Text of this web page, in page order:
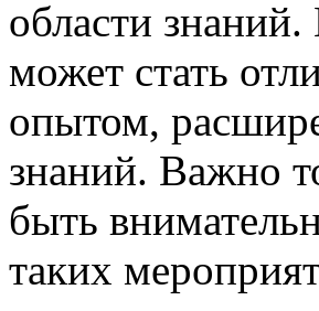
области
может стать
опытом,
знаний. Важно
быть
таких